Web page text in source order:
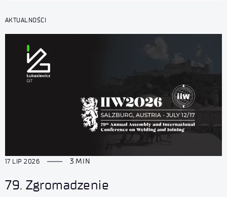
AKTUALNOŚCI
17 LIP 2026 3 MIN
79. Zgromadzenie